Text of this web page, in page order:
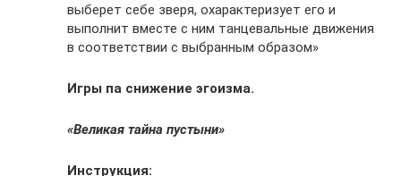
выберет себе зверя, охарактеризует его и
выполнит вместе с ним танцевальные движения
в соответствии с выбранным образом»
Игры па снижение эгоизма.
«Великая тайна пустыни»
Инструкция: